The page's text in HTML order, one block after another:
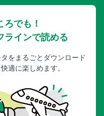
ろでも！
ラインで読める
をまるごとダウンロード
適に楽しめます。